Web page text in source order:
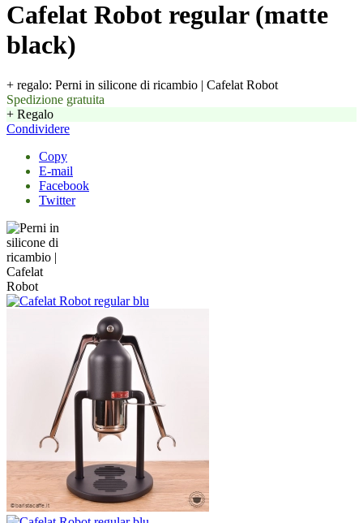
Cafelat Robot regular (matte
black)
+ regalo: Perni in silicone di ricambio | Cafelat Robot
Spedizione gratuita
+ Regalo
Condividere
Copy
E-mail
Facebook
Twitter